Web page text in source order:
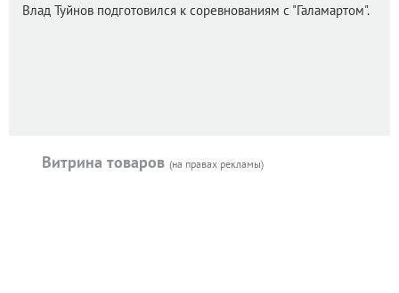
Влад Туйнов подготовился к соревнованиям с "Галамартом".
Витрина товаров (на правах рекламы)